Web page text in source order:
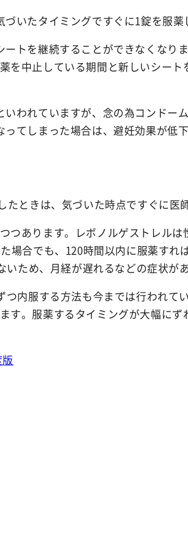
薬用イビ
いたタイミングですぐに1錠を服
トを継続することができなくな
を中止している期間と新しいシー
われていますが、念の為コンド
てしまった場合は、避妊効果が低
ときは、気づいた時点ですぐに医
つあります。レボノルゲストレル
合でも、120時間以内に服薬すれ
ため、月経が遅れるなどの症状が
内服する方法も今までは行われ
す。服薬するタイミングが大幅に